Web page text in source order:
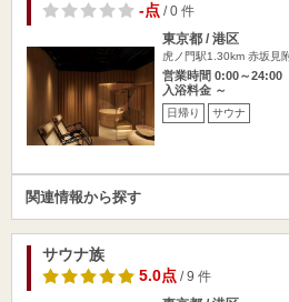
-点/ 0 件
東京都 / 港区
虎ノ門駅1.30km 赤坂見
営業時間 0:00～24:00
入浴料金 ～
日帰り サウナ
関連情報から探す
サウナ族
5.0点/ 9 件